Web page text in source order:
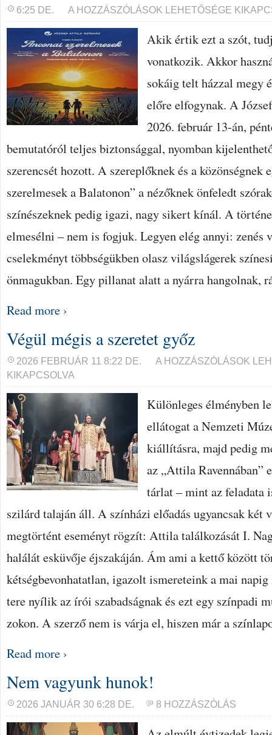
6:25 DE.
KASSZASIKER
A HOZZÁSZÓLÁSOK LEHETŐSÉGE
Akik értik ezt a szót,
vonatkozik. Akkor
sokáig telt házzal megy
előre elfogynak. A
2026. február 13-án,
bemutatóról teljes biztonsággal, nyomban
szerencsét hozott. A szereplőknek és a közönségnek
szerelmesek a Balatonon” a nézőknek önfeledt
színészeknek pedig igazi, nagy sikert kínál. A
elmesélni – nem is fogjuk. Legyen elég annyi: zenés
cselekményt többségükben olasz világslágerek
önmagukban. Egy pillanat alatt a nyárra hangolnak,
Read more ›
Végül mégis a szeretet győz
2026 FEBRUÁR 11 8:22 DE.
VÉGÜL
SZERETET
BEJEGYZÉSHEZ
A HOZZÁSZÓLÁSOK
KIKAPCSOLVA
Különleges élményben
ellátogat a Nemzeti
kiállításra, majd pedig
az „Attila Ravennában”
tárlat – mint az feladata
szilárd talaján áll. A színházi előadás ugyancsak két
megtörtént eseményt rögzít: Attila találkozását I.
halálát esküvője éjszakáján. Ám ami a kettő között
kétségbevonhatatlan, igazolt ismereteink a mai
tere nyílik az írói szabadságnak és ezt egy színpadi
zokon. A szerző nem is várja el, hiszen már a
Read more ›
Nem vagyunk hunok!
2026 JANUÁR 30 6:28 DE. 8 HOZZÁSZÓLÁS